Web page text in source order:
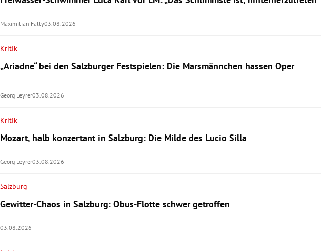
Maximilian Fally03.08.2026
Kritik
„Ariadne“ bei den Salzburger Festspielen: Die Marsmännchen hassen Oper
Georg Leyrer03.08.2026
Kritik
Mozart, halb konzertant in Salzburg: Die Milde des Lucio Silla
Georg Leyrer03.08.2026
Salzburg
Gewitter-Chaos in Salzburg: Obus-Flotte schwer getroffen
03.08.2026